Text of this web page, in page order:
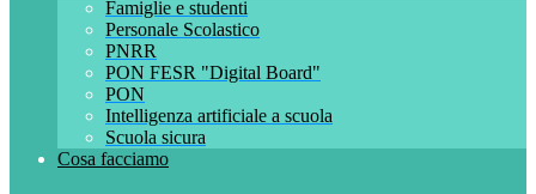
Famiglie e studenti
Personale Scolastico
PNRR
PON FESR "Digital Board"
PON
Intelligenza artificiale a scuola
Scuola sicura
Cosa facciamo